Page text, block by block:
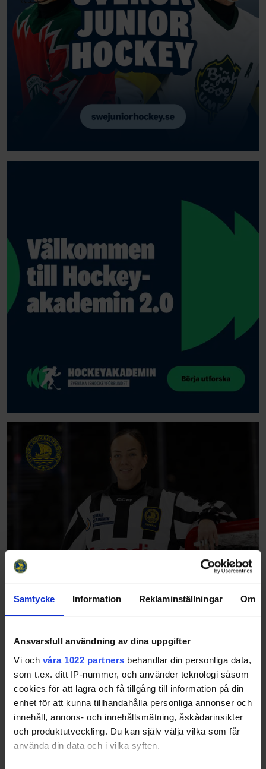
Samtycke Information Reklaminställningar Om
Ansvarsfull användning av dina uppgifter
Vi och våra 1022 partners behandlar din personliga data,
som t.ex. ditt IP-nummer, och använder teknologi såsom
cookies för att lagra och få tillgång till information på din
enhet för att kunna tillhandahålla personliga annonser och
innehåll, annons- och innehållsmätning, åskådarinsikter
och produktutveckling. Du kan själv välja vilka som får
använda din data och i vilka syften.